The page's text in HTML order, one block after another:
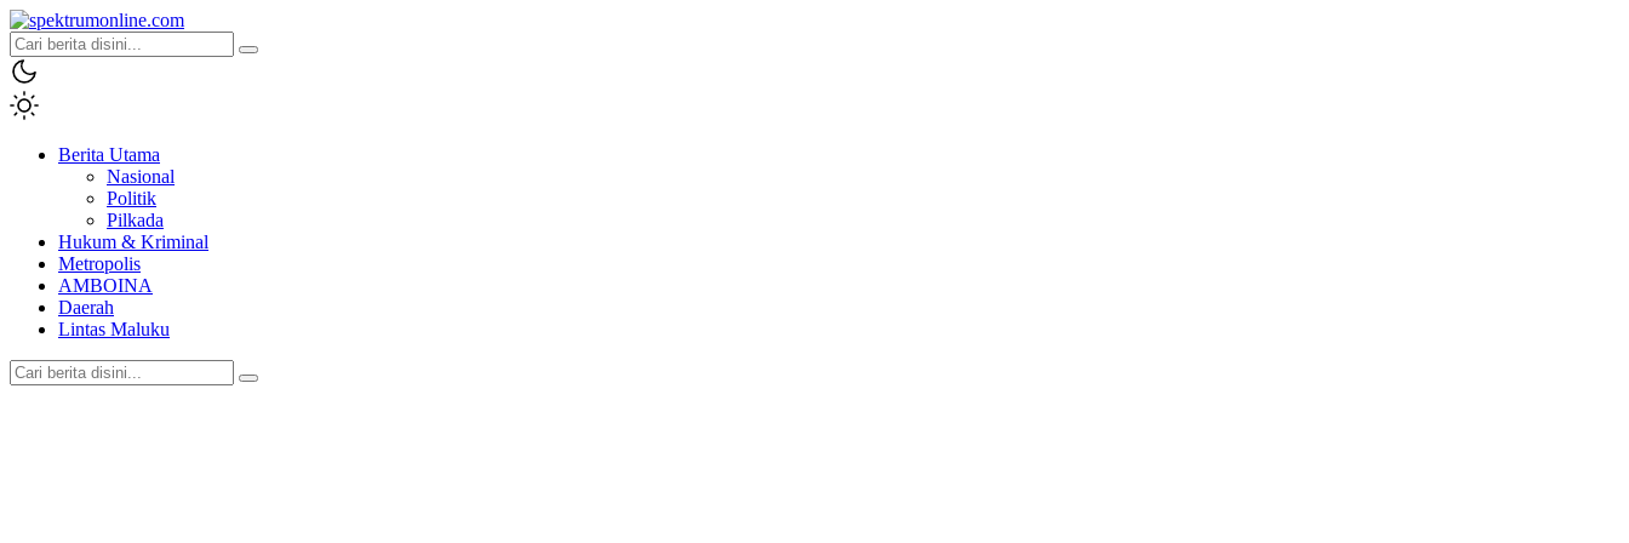
spektrumonline.com
Berita Utama
Nasional
Politik
Pilkada
Hukum & Kriminal
Metropolis
AMBOINA
Daerah
Lintas Maluku